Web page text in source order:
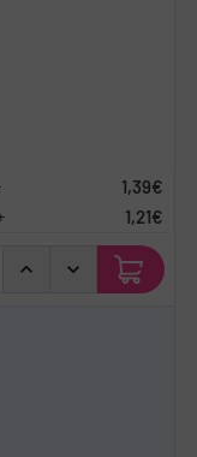
1,39€
1,21€